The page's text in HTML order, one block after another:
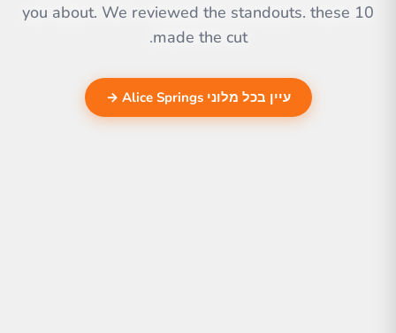
you about. We reviewed the standouts. these 10
made the cut.
עיין בכל מלוני Alice Springs →